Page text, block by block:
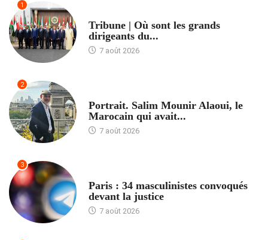
1
Tribune | Où sont les grands
dirigeants du...
7 août 2026
2
Portrait. Salim Mounir Alaoui, le
Marocain qui avait...
7 août 2026
3
Paris : 34 masculinistes convoqués
devant la justice
7 août 2026